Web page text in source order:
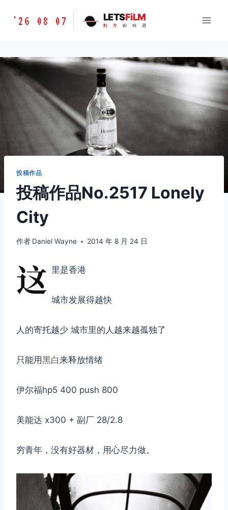
胶
味
道
LETSFILM
'26 08 07 LETSFiLM
胶 片 的 味 道
投稿作品
投稿作品No.2517 Lonely
City
作者 Daniel Wayne 2014 年 8 月 24 日
这 里是香港
城市发展得越快
人的寄托越少 城市里的人越来越孤独了
只能用黑白来释放情绪
伊尔福hp5 400 push 800
美能达 x300 + 副厂 28/2.8
穷青年，没有好器材，用心尽力做。